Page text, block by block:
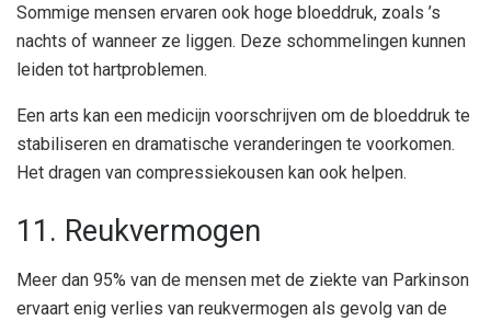
Sommige mensen ervaren ook hoge bloeddruk, zoals ’s
nachts of wanneer ze liggen. Deze schommelingen kunnen
leiden tot hartproblemen.
Een arts kan een medicijn voorschrijven om de bloeddruk te
stabiliseren en dramatische veranderingen te voorkomen.
Het dragen van compressiekousen kan ook helpen.
11. Reukvermogen
Meer dan 95% van de mensen met de ziekte van Parkinson
ervaart enig verlies van reukvermogen als gevolg van de